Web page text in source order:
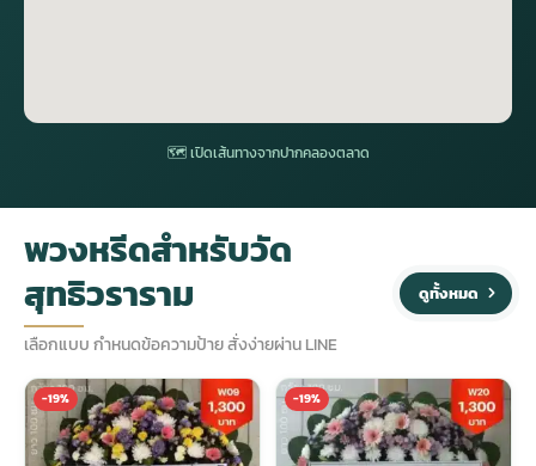
ดอกไม้งานศพ ส่งด่วน
ดอกไม้งานศพ กรุงเทพ
ดอกไม้งานศพ ปากคลองตลาด
ร้านดอกไม้งานศพ ใกล้ฉัน
พวงหรีดดอกไม้สด
พวงหรีดดอกไม้สด ราคาถูก
สั่งพวงหรีด ออนไลน์
ส่งพวงหรีด ด่วน กรุงเทพ
ม้หน้าเมรุ
ระดับเมรุ
มรุ ออนไลน์
มรุ ส่งด่วน
🗺 เปิดเส้นทางจากปากคลองตลาด
พวงหรีดสำหรับวัด
สุทธิวราราม
เลือกแบบ กำหนดข้อความป้าย สั่งง่ายผ่าน LINE
ดูทั้งหมด
-19% -19%